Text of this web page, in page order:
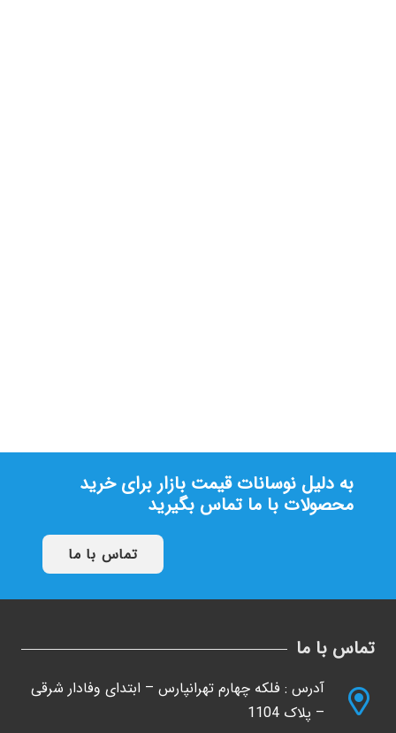
به دلیل نوسانات قیمت بازار برای خرید
محصولات با ما تماس بگیرید
تماس با ما
تماس با ما
آدرس : فلکه چهارم تهرانپارس – ابتدای وفادار شرقی
– پلاک 1104